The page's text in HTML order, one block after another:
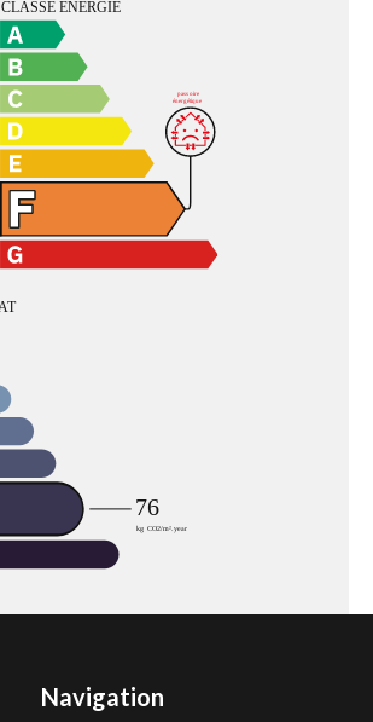
Navigation